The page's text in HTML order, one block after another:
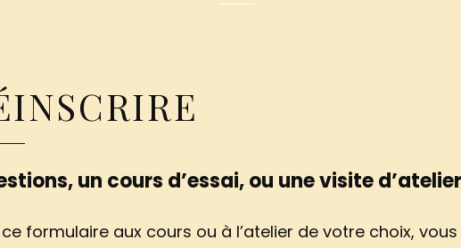
un cours d’essai, ou une visite
formulaire aux cours ou à l’atelier de votre choix, vous